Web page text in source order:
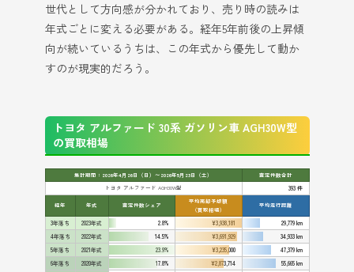
世代として方向感が分かれており、売り時の読みは
年式ごとに変える必要がある。経年5年前後の上昇傾
向が続いているうちは、この年式から優先して動か
すのが現実的だろう。
トヨタ アルファード 30系 ガソリン車 AGH30W型
の買取相場
集計期間：2026年4月26日（日）〜2026年5月23日（土）
査定件数合計
トヨタ アルファード AGH30W型
393 件
経年 年式 査定件数シェア
平均売却予想額
（買取相場）
平均走行距離
3年落ち 2023年式 2.8% ¥3,938,181
29,779 km
4年落ち
2022年式 14.5% ¥3,691,929
34,933 km
5年落ち
2021年式 23.9% ¥3,235,000
47,379 km
6年落ち
2020年式 17.8% ¥2,873,714
55,665 km